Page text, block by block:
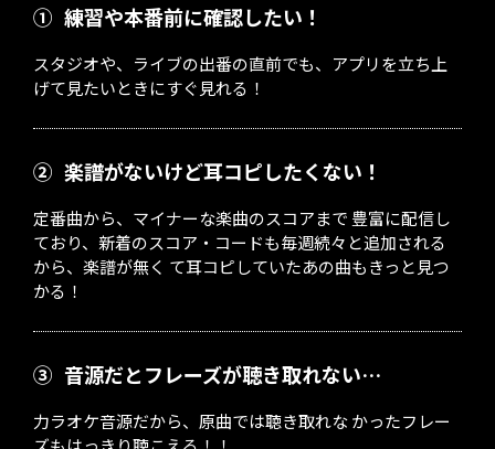
① 練習や本番前に確認したい！
スタジオや、ライブの出番の直前でも、アプリを立ち上
げて見たいときにすぐ見れる！
② 楽譜がないけど耳コピしたくない！
定番曲から、マイナーな楽曲のスコアまで 豊富に配信し
ており、新着のスコア・コードも毎週続々と追加される
から、楽譜が無く て耳コピしていたあの曲もきっと見つ
かる！
③ 音源だとフレーズが聴き取れない…
力ラオケ音源だから、原曲では聴き取れな かったフレー